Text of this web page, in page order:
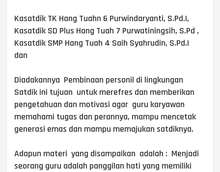
Kasatdik TK Hang Tuahn 6 Purwindaryanti, S.Pd.I,
Kasatdik SD Plus Hang Tuah 7 Purwatiningsih, S.Pd ,
Kasatdik SMP Hang Tuah 4 Saih Syahrudin, S.Pd.I
dan
Diadakannya Pembinaan personil di lingkungan
Satdik ini tujuan untuk merefres dan memberikan
pengetahuan dan motivasi agar guru karyawan
memahami tugas dan perannya, mampu mencetak
generasi emas dan mampu memajukan satdiknya.
Adapun materi yang disampaikan adalah : Menjadi
seorang guru adalah panggilan hati yang memiliki